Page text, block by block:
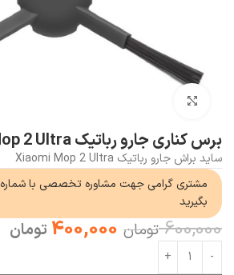
برس کناری جارو رباتیک Xiaomi Mop 2 Ultra
ساید براش جارو رباتیک Xiaomi Mop 2 Ultra
مشتری گرامی جهت مشاوره تخصصی با شماره
بگیرید
600,000 تومان 400,000 تومان